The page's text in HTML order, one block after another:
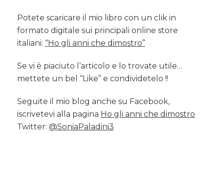
Potete scaricare il mio libro con un clik in
formato digitale sui principali online store
italiani: “Ho gli anni che dimostro”
Se vi è piaciuto l’articolo e lo trovate utile…
mettete un bel “Like” e condividetelo !!
Seguite il mio blog anche su Facebook,
iscrivetevi alla pagina Ho gli anni che dimostro
Twitter: @SoniaPaladini3